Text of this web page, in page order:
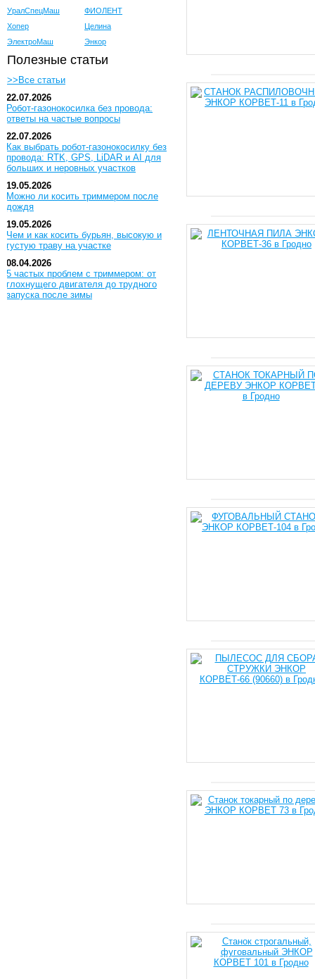
УралСпецМаш
ФИОЛЕНТ
Хопер
Целина
ЭлектроМаш
Энкор
Полезные статьи
>>Все статьи
22.07.2026
Робот-газонокосилка без провода:
ответы на частые вопросы
22.07.2026
Как выбрать робот-газонокосилку без
провода: RTK, GPS, LiDAR и AI для
больших и неровных участков
19.05.2026
Можно ли косить триммером после
дождя
19.05.2026
Чем и как косить бурьян, высокую и
густую траву на участке
08.04.2026
5 частых проблем с триммером: от
глохнущего двигателя до трудного
запуска после зимы